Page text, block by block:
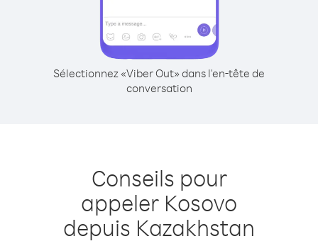
Sélectionnez «Viber Out» dans l'en-tête de
conversation
Conseils pour
appeler Kosovo
depuis Kazakhstan